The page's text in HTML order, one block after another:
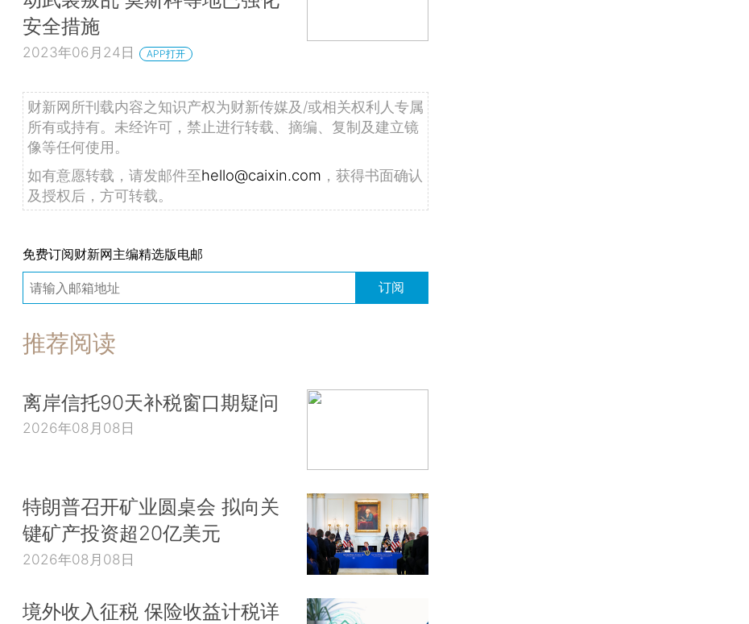
安全措施
2023年06月24日 APP打开
财新网所刊载内容之知识产权为财新传媒及/或相关权利人专属
所有或持有。未经许可，禁止进行转载、摘编、复制及建立镜
像等任何使用。
如有意愿转载，请发邮件至hello@caixin.com ，获得书面确认
及授权后，方可转载。
免费订阅财新网主编精选版电邮
订阅
推荐阅读
离岸信托90天补税窗口期疑问
2026年08月08日
特朗普召开矿业圆桌会 拟向关
键矿产投资超20亿美元
2026年08月08日
境外收入征税 保险收益计税详